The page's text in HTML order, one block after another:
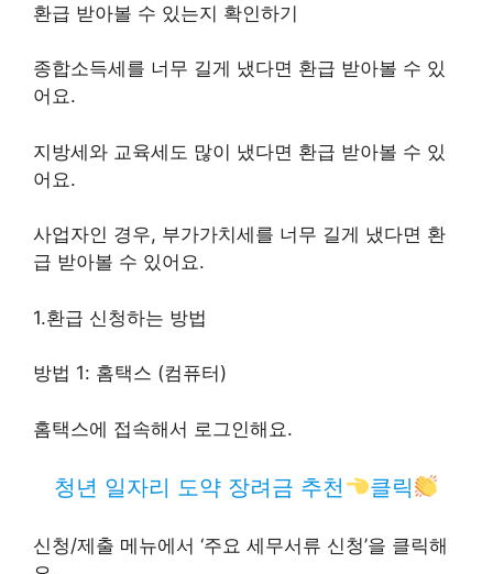
환급 받아볼 수 있는지 확인하기
종합소득세를 너무 길게 냈다면 환급 받아볼 수 있
어요.
지방세와 교육세도 많이 냈다면 환급 받아볼 수 있
어요.
사업자인 경우, 부가가치세를 너무 길게 냈다면 환
급 받아볼 수 있어요.
1.환급 신청하는 방법
방법 1: 홈택스 (컴퓨터)
홈택스에 접속해서 로그인해요.
청년 일자리 도약 장려금 추천 클릭
신청/제출 메뉴에서 ‘주요 세무서류 신청’을 클릭해